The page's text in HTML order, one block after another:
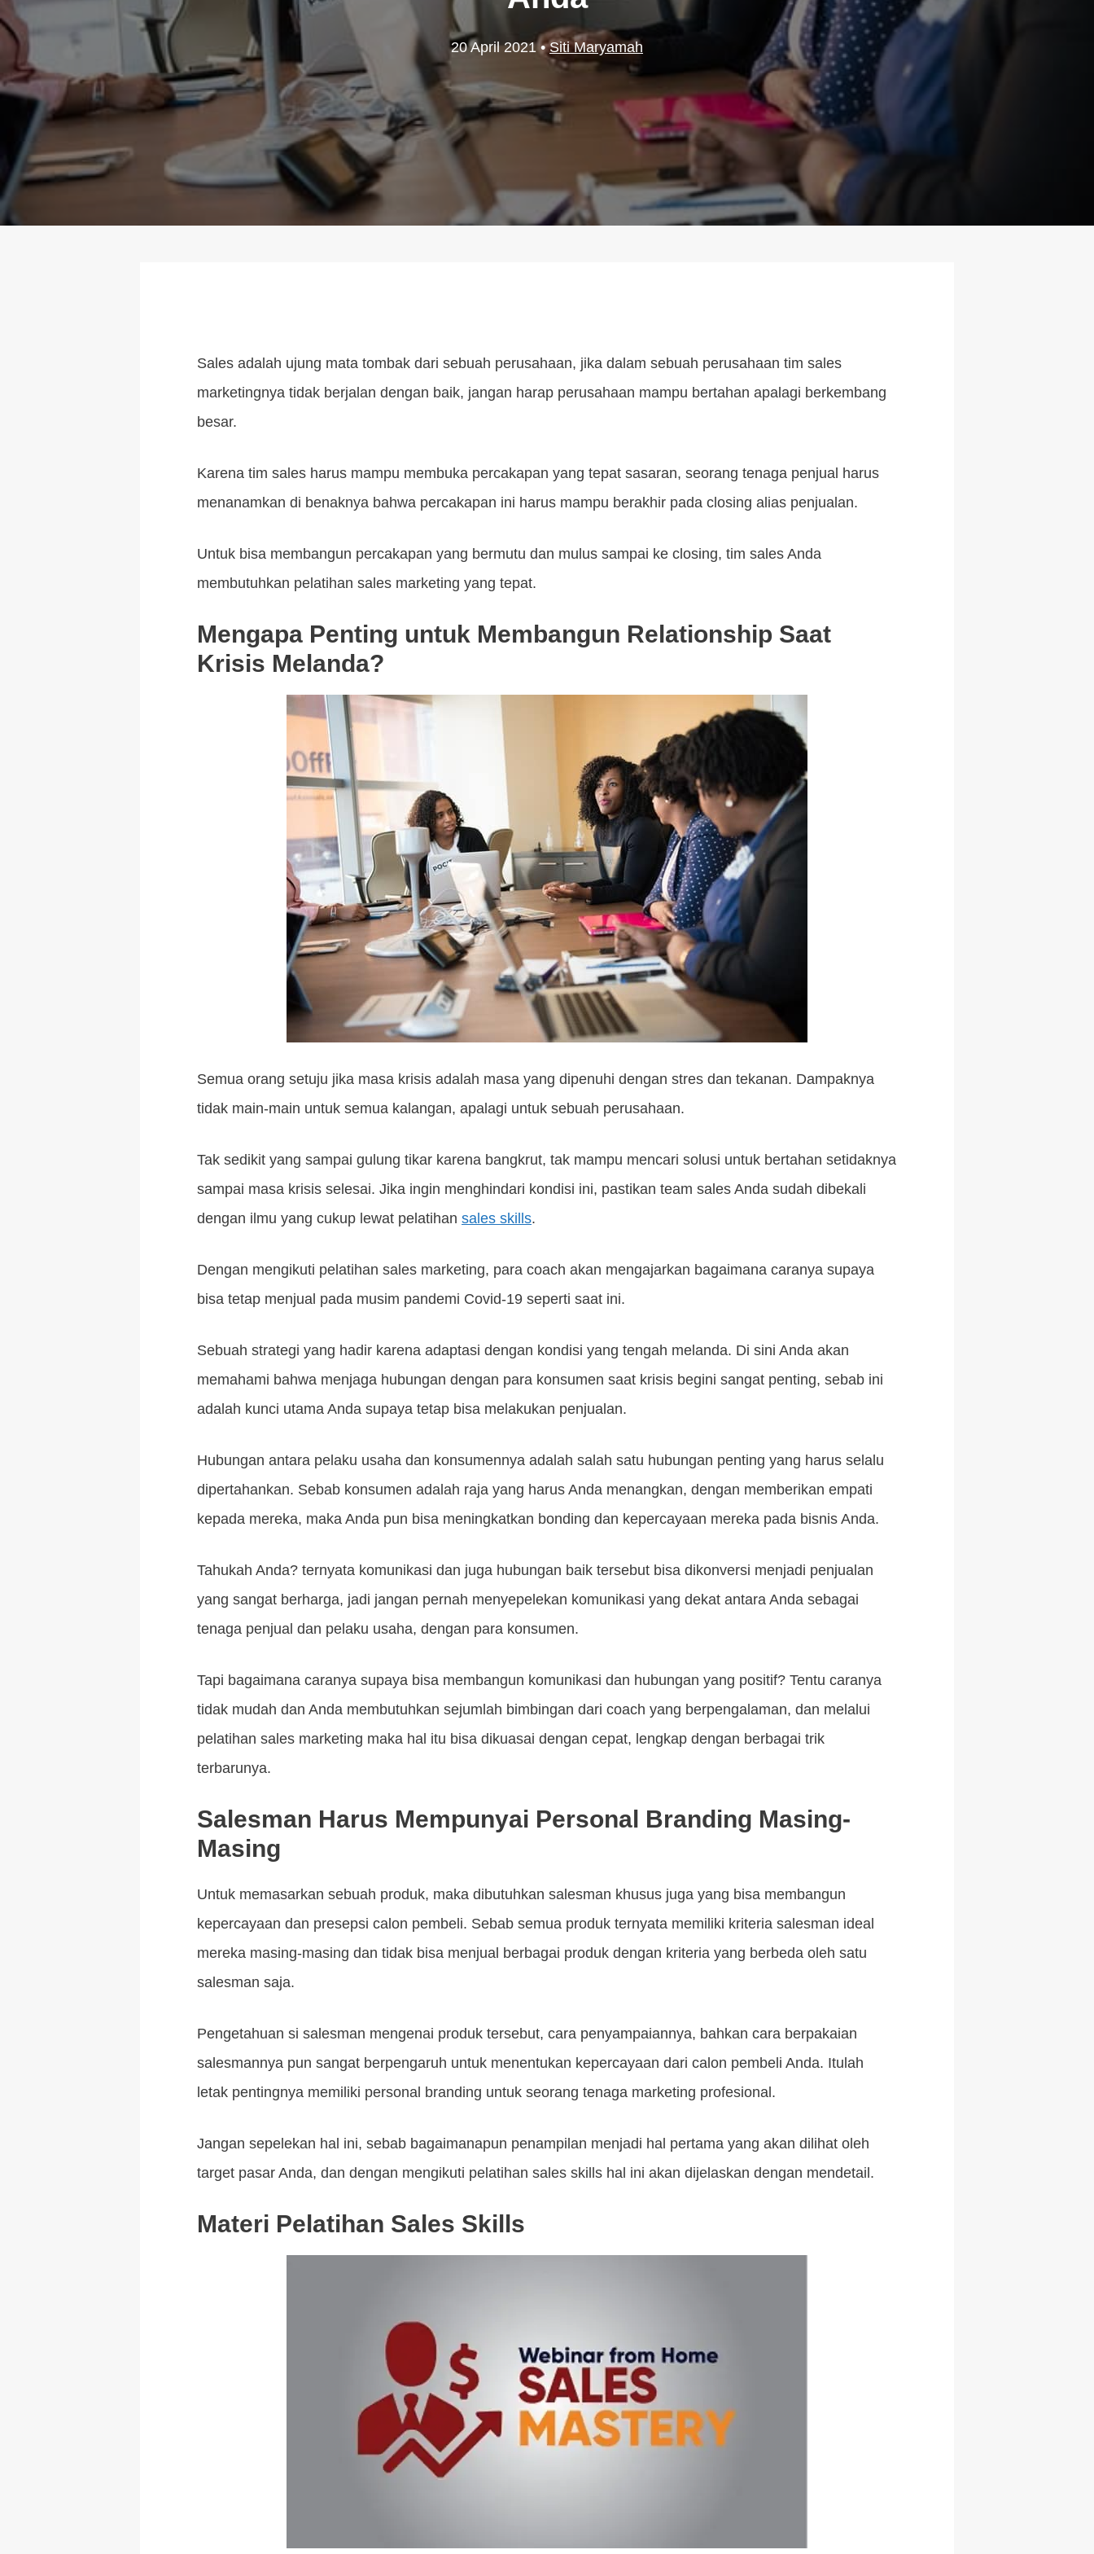
20 April 2021•Siti Maryamah
Sales adalah ujung mata tombak dari sebuah perusahaan, jika dalam sebuah perusahaan tim sales
marketingnya tidak berjalan dengan baik, jangan harap perusahaan mampu bertahan apalagi berkembang
besar.
Karena tim sales harus mampu membuka percakapan yang tepat sasaran, seorang tenaga penjual harus
menanamkan di benaknya bahwa percakapan ini harus mampu berakhir pada closing alias penjualan.
Untuk bisa membangun percakapan yang bermutu dan mulus sampai ke closing, tim sales Anda
membutuhkan pelatihan sales marketing yang tepat.
Mengapa Penting untuk Membangun Relationship Saat
Krisis Melanda?
Semua orang setuju jika masa krisis adalah masa yang dipenuhi dengan stres dan tekanan. Dampaknya
tidak main-main untuk semua kalangan, apalagi untuk sebuah perusahaan.
Tak sedikit yang sampai gulung tikar karena bangkrut, tak mampu mencari solusi untuk bertahan setidaknya
sampai masa krisis selesai. Jika ingin menghindari kondisi ini, pastikan team sales Anda sudah dibekali
dengan ilmu yang cukup lewat pelatihan sales skills.
Dengan mengikuti pelatihan sales marketing, para coach akan mengajarkan bagaimana caranya supaya
bisa tetap menjual pada musim pandemi Covid-19 seperti saat ini.
Sebuah strategi yang hadir karena adaptasi dengan kondisi yang tengah melanda. Di sini Anda akan
memahami bahwa menjaga hubungan dengan para konsumen saat krisis begini sangat penting, sebab ini
adalah kunci utama Anda supaya tetap bisa melakukan penjualan.
Hubungan antara pelaku usaha dan konsumennya adalah salah satu hubungan penting yang harus selalu
dipertahankan. Sebab konsumen adalah raja yang harus Anda menangkan, dengan memberikan empati
kepada mereka, maka Anda pun bisa meningkatkan bonding dan kepercayaan mereka pada bisnis Anda.
Tahukah Anda? ternyata komunikasi dan juga hubungan baik tersebut bisa dikonversi menjadi penjualan
yang sangat berharga, jadi jangan pernah menyepelekan komunikasi yang dekat antara Anda sebagai
tenaga penjual dan pelaku usaha, dengan para konsumen.
Tapi bagaimana caranya supaya bisa membangun komunikasi dan hubungan yang positif? Tentu caranya
tidak mudah dan Anda membutuhkan sejumlah bimbingan dari coach yang berpengalaman, dan melalui
pelatihan sales marketing maka hal itu bisa dikuasai dengan cepat, lengkap dengan berbagai trik
terbarunya.
Salesman Harus Mempunyai Personal Branding Masing-
Masing
Untuk memasarkan sebuah produk, maka dibutuhkan salesman khusus juga yang bisa membangun
kepercayaan dan presepsi calon pembeli. Sebab semua produk ternyata memiliki kriteria salesman ideal
mereka masing-masing dan tidak bisa menjual berbagai produk dengan kriteria yang berbeda oleh satu
salesman saja.
Pengetahuan si salesman mengenai produk tersebut, cara penyampaiannya, bahkan cara berpakaian
salesmannya pun sangat berpengaruh untuk menentukan kepercayaan dari calon pembeli Anda. Itulah
letak pentingnya memiliki personal branding untuk seorang tenaga marketing profesional.
Jangan sepelekan hal ini, sebab bagaimanapun penampilan menjadi hal pertama yang akan dilihat oleh
target pasar Anda, dan dengan mengikuti pelatihan sales skills hal ini akan dijelaskan dengan mendetail.
Materi Pelatihan Sales Skills